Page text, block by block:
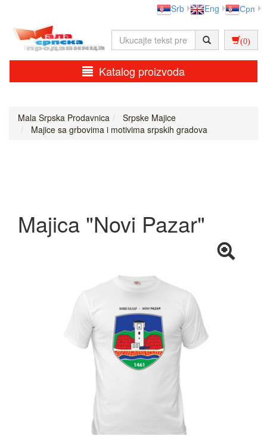
Srb Eng Срп
(0)
Katalog proizvoda
Mala Srpska Prodavnica
Srpske Majice
Majice sa grbovima i motivima srpskih gradova
Majica "Novi Pazar"